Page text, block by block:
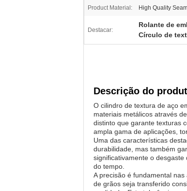
Product Material: High Quality
Destacar:
Rolante de
Círculo de
Descrição do
O cilindro de textura de aço
materiais metálicos através
distinto que garante texturas
ampla gama de aplicações,
Uma das características
durabilidade, mas também
significativamente o
do tempo.
A precisão é fundamental
de grãos seja transferido